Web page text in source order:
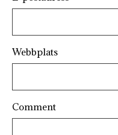
Webbplats
Comment